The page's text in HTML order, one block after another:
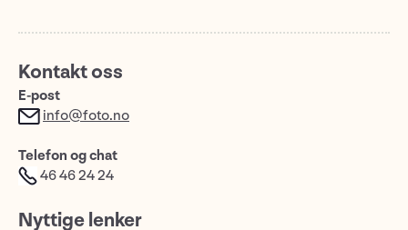
Kontakt oss
E-post
info@foto.no
Telefon og chat
46 46 24 24
Nyttige lenker